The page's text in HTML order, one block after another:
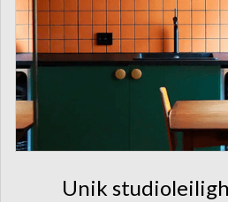
Unik